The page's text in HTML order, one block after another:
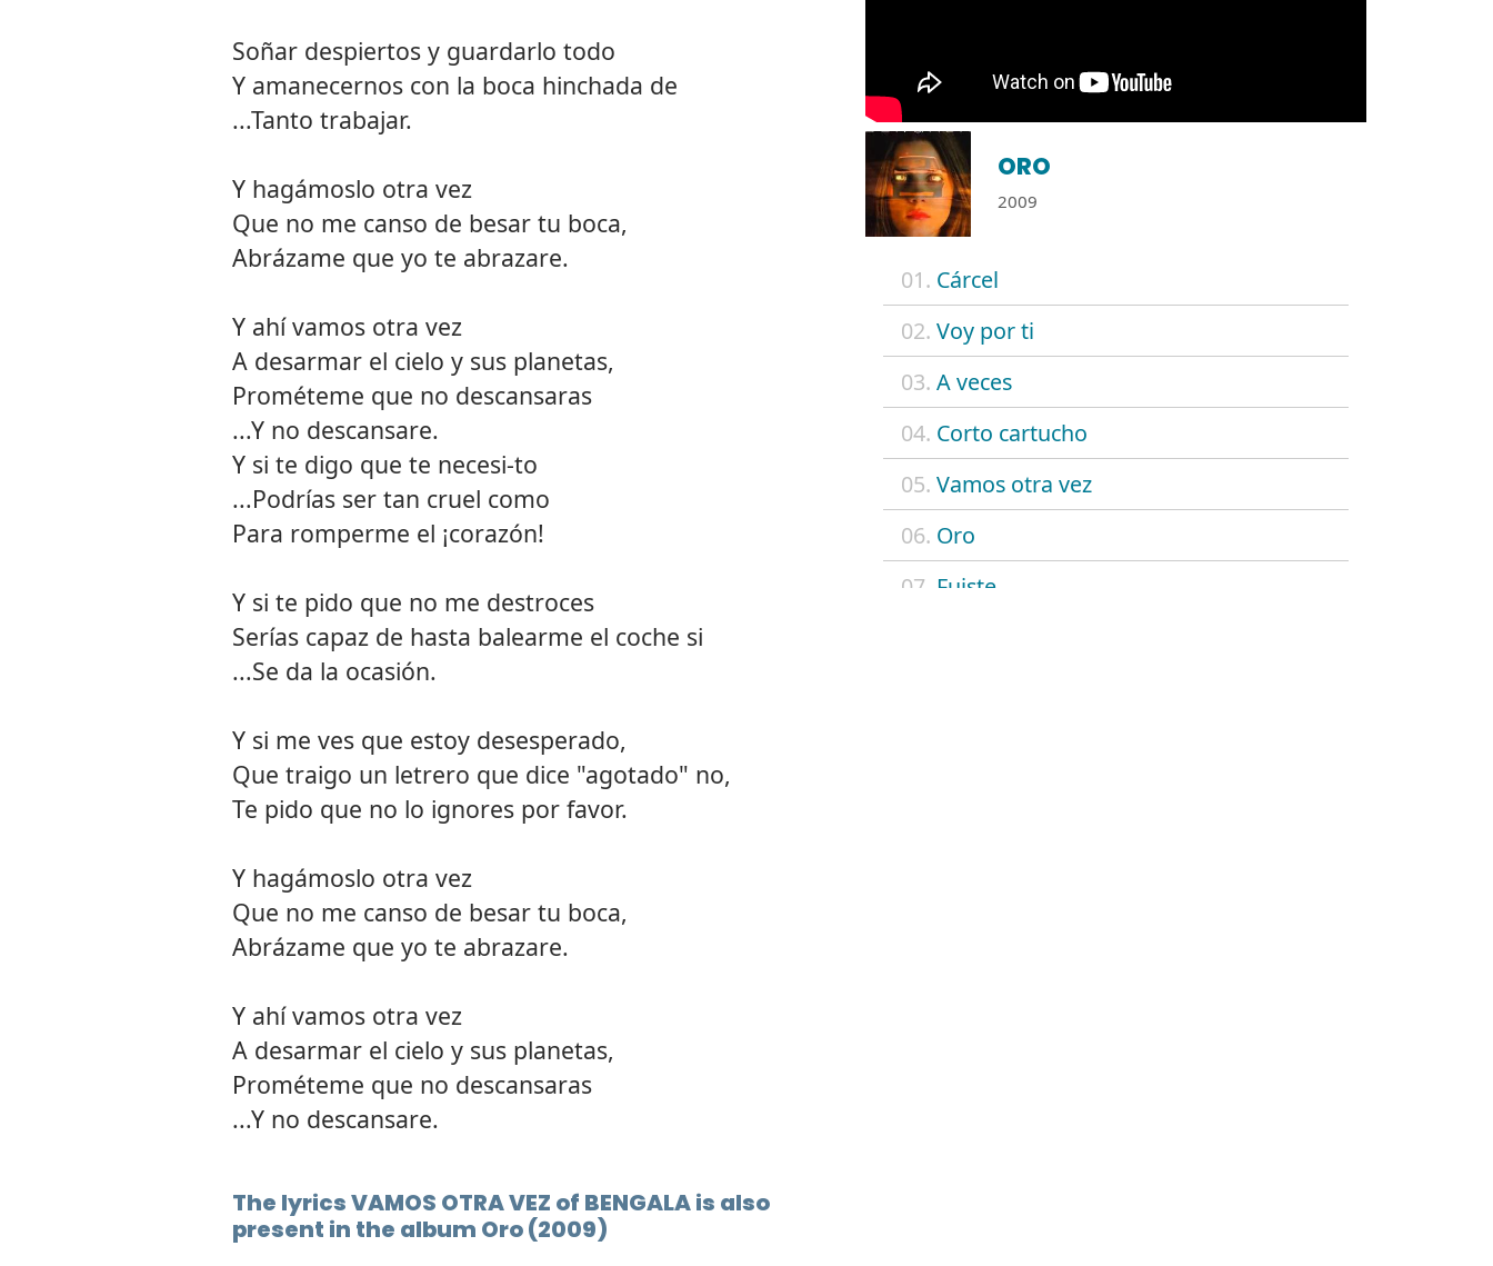
ORO
2009
01. Cárcel
02. Voy por ti
03. A veces
04. Corto cartucho
05. Vamos otra vez
06. Oro
07. Fuiste
Soñar despiertos y guardarlo todo
Y amanecernos con la boca hinchada de
...Tanto trabajar.
Y hagámoslo otra vez
Que no me canso de besar tu boca,
Abrázame que yo te abrazare.
Y ahí vamos otra vez
A desarmar el cielo y sus planetas,
Prométeme que no descansaras
...Y no descansare.
Y si te digo que te necesi-to
...Podrías ser tan cruel como
Para romperme el ¡corazón!
Y si te pido que no me destroces
Serías capaz de hasta balearme el coche si
...Se da la ocasión.
Y si me ves que estoy desesperado,
Que traigo un letrero que dice "agotado" no,
Te pido que no lo ignores por favor.
Y hagámoslo otra vez
Que no me canso de besar tu boca,
Abrázame que yo te abrazare.
Y ahí vamos otra vez
A desarmar el cielo y sus planetas,
Prométeme que no descansaras
...Y no descansare.
The lyrics VAMOS OTRA VEZ of BENGALA is also
present in the album Oro (2009)